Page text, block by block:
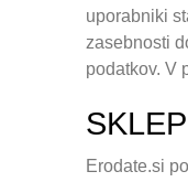
uporabniki
zasebnosti
podatkov. V
Erodate.si